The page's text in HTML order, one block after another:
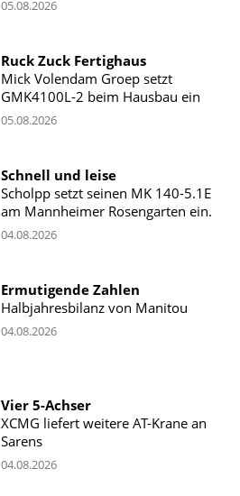
05.08.2026
Ruck Zuck Fertighaus
Mick Volendam Groep setzt
GMK4100L-2 beim Hausbau ein
05.08.2026
Schnell und leise
Scholpp setzt seinen MK 140-5.1E
am Mannheimer Rosengarten ein.
04.08.2026
Ermutigende Zahlen
Halbjahresbilanz von Manitou
04.08.2026
Vier 5-Achser
XCMG liefert weitere AT-Krane an
Sarens
04.08.2026